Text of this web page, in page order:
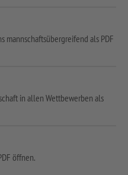
mannschaftsübergreifend als PDF
in allen Wettbewerben als
öffnen.